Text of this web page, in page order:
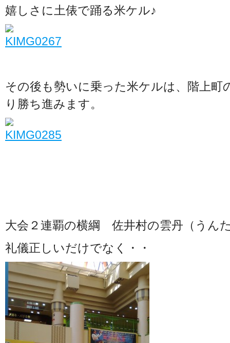
嬉しさに土俵で踊る米ケル♪
その後も勢いに乗った米ケルは、階上町
り勝ち進みます。
大会２連覇の横綱 佐井村の雲丹（うん
礼儀正しいだけでなく・・